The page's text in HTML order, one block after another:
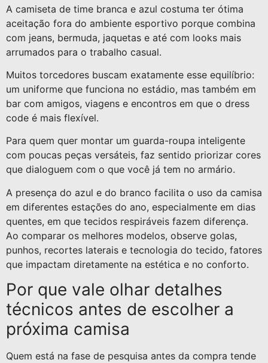
A camiseta de time branca e azul costuma ter ótima
aceitação fora do ambiente esportivo porque combina
com jeans, bermuda, jaquetas e até com looks mais
arrumados para o trabalho casual.
Muitos torcedores buscam exatamente esse equilíbrio:
um uniforme que funciona no estádio, mas também em
bar com amigos, viagens e encontros em que o dress
code é mais flexível.
Para quem quer montar um guarda-roupa inteligente
com poucas peças versáteis, faz sentido priorizar cores
que dialoguem com o que você já tem no armário.
A presença do azul e do branco facilita o uso da camisa
em diferentes estações do ano, especialmente em dias
quentes, em que tecidos respiráveis fazem diferença.
Ao comparar os melhores modelos, observe golas,
punhos, recortes laterais e tecnologia do tecido, fatores
que impactam diretamente na estética e no conforto.
Por que vale olhar detalhes
técnicos antes de escolher a
próxima camisa
Quem está na fase de pesquisa antes da compra tende